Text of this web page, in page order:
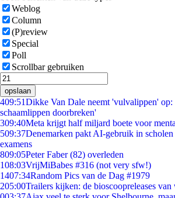
Weblog
Column
(P)review
Special
Poll
Scrollbar gebruiken
opslaan
409:51Dikke Van Dale neemt 'vulvalippen' op:
schaamlippen doorbreken'
309:40Meta krijgt half miljard boete voor
509:37Denemarken pakt AI-gebruik in
examens
809:05Peter Faber (82) overleden
108:03VrijMiBabes #316 (not very sfw!)
1407:34Random Pics van de Dag #1979
205:00Trailers kijken: de bioscoopreleases van